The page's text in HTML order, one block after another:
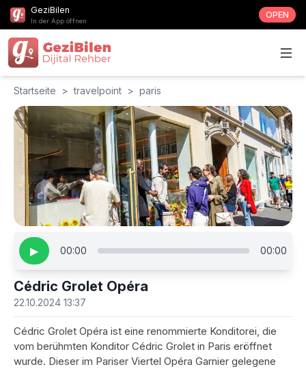
GeziBilen
In der App öffnen
OPEN
Startseite > travelpoint > paris
▶ 00:00 00:00
Cédric Grolet Opéra
22.10.2024 13:37
Cédric Grolet Opéra ist eine renommierte Konditorei, die
vom berühmten Konditor Cédric Grolet in Paris eröffnet
wurde. Dieser im Pariser Viertel Opéra Garnier gelegene